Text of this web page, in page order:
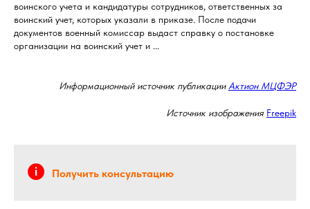
воинского учета и кандидатуры сотрудников, ответственных за
воинский учет, которых указали в приказе. После подачи
документов военный комиссар выдаст справку о постановке
организации на воинский учет и ...
Информационный источник публикации Актион МЦФЭР
Источник изображения Freepik
Получить консультацию